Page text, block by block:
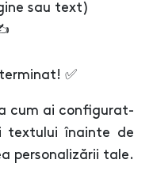
sau text)
✅
cum ai configurat-
textului înainte de
personalizării tale.